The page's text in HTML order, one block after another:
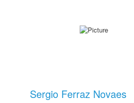
Sergio Ferraz Novaes